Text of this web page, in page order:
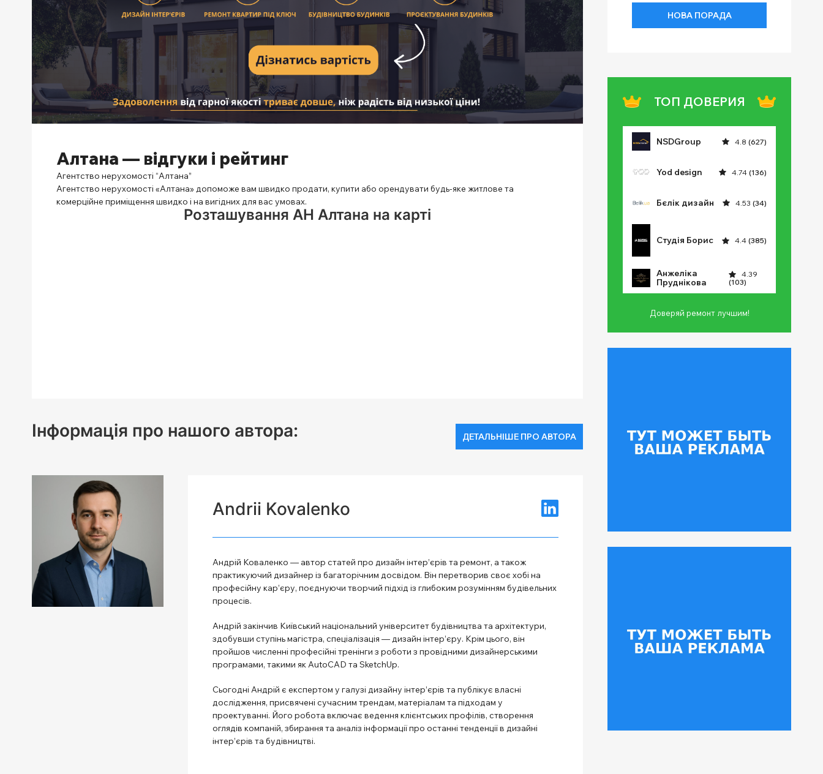
Алтана — відгуки і рейтинг
Агентство нерухомості “Алтана”
Агентство нерухомості «Алтана» допоможе вам швидко продати, купити або орендувати будь-яке житлове та
комерційне приміщення швидко і на вигідних для вас умовах.
Розташування АН Алтана на карті
Інформація про нашого автора: ДЕТАЛЬНІШЕ ПРО АВТОРА
Andrii Kovalenko
Андрій Коваленко — автор статей про дизайн інтер’єрів та ремонт, а також
практикуючий дизайнер із багаторічним досвідом. Він перетворив своє хобі на
професійну кар’єру, поєднуючи творчий підхід із глибоким розумінням будівельних
процесів.
Андрій закінчив Київський національний університет будівництва та архітектури,
здобувши ступінь магістра, спеціалізація — дизайн інтер’єру. Крім цього, він
пройшов численні професійні тренінги з роботи з провідними дизайнерськими
програмами, такими як AutoCAD та SketchUp.
Сьогодні Андрій є експертом у галузі дизайну інтер’єрів та публікує власні
дослідження, присвячені сучасним трендам, матеріалам та підходам у
проектуванні. Його робота включає ведення клієнтських профілів, створення
оглядів компаній, збирання та аналіз інформації про останні тенденції в дизайні
інтер’єрів та будівництві.
НОВА ПОРАДА
ТОП ДОВЕРИЯ
NSDGroup 4.8 (627)
Yod design 4.74 (136)
Бєлік дизайн 4.53 (34)
Студія Борис 4.4 (385)
Анжеліка
Пруднікова
4.39
(103)
Доверяй ремонт лучшим!